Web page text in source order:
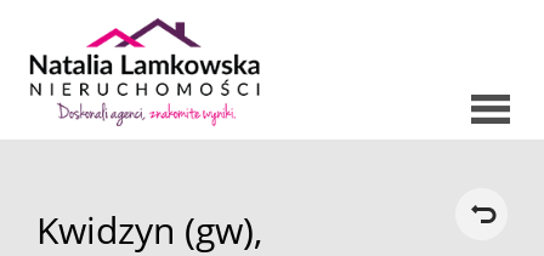
główna
O nas
Kwidzyn (gw),